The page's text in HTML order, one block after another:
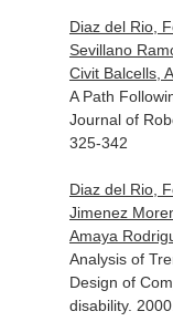
Diaz del Rio,
Sevillano
Civit Balcells,
A Path
Journal of
325-342
Diaz del Rio,
Jimenez
Amaya
Analysis of
Design of
disability.